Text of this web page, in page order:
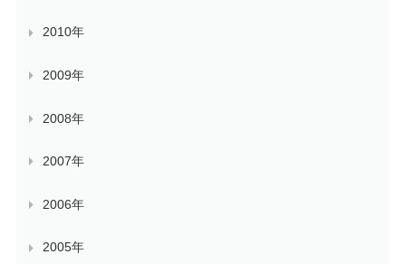
2010年
2009年
2008年
2007年
2006年
2005年